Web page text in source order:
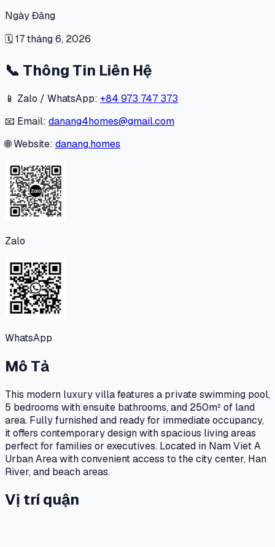
Ngày Đăng
🗓17 tháng 6, 2026
📞 Thông Tin Liên Hệ
📱 Zalo / WhatsApp: +84 973 747 373
📧 Email: danang4homes@gmail.com
🌐 Website: danang.homes
Zalo
WhatsApp
Mô Tả
This modern luxury villa features a private swimming pool,
5 bedrooms with ensuite bathrooms, and 250m² of land
area. Fully furnished and ready for immediate occupancy,
it offers contemporary design with spacious living areas
perfect for families or executives. Located in Nam Viet A
Urban Area with convenient access to the city center, Han
River, and beach areas.
Vị trí quận